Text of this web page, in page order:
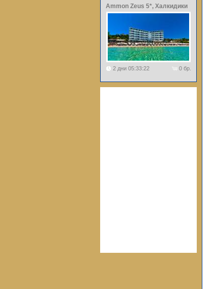
Ammon Zeus 5*, Халкидики
2 дни 05:33:22 0 бр.